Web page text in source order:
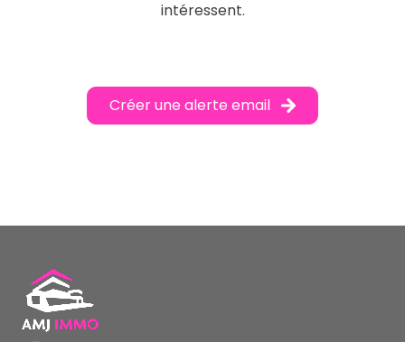
intéressent.
Créer une alerte email